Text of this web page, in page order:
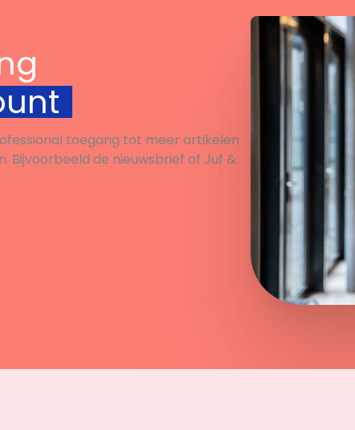
toegang tot meer artikelen
Bijvoorbeeld de nieuwsbrief of Juf &